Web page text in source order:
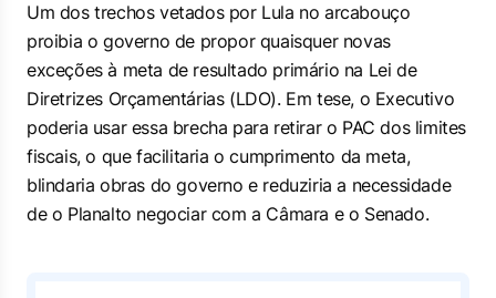
Um dos trechos vetados por Lula no arcabouço
proibia o governo de propor quaisquer novas
exceções à meta de resultado primário na Lei de
Diretrizes Orçamentárias (LDO). Em tese, o Executivo
poderia usar essa brecha para retirar o PAC dos limites
fiscais, o que facilitaria o cumprimento da meta,
blindaria obras do governo e reduziria a necessidade
de o Planalto negociar com a Câmara e o Senado.